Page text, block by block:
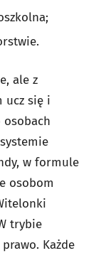
ale z
ucz się i
osobach
w formule
osobom
trybie
Każde